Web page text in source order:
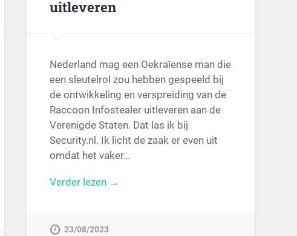
uitleveren
Nederland mag een Oekraïense man die
een sleutelrol zou hebben gespeeld bij
de ontwikkeling en verspreiding van de
Raccoon Infostealer uitleveren aan de
Verenigde Staten. Dat las ik bij
Security.nl. Ik licht de zaak er even uit
omdat het vaker…
Verder lezen →
23/08/2023